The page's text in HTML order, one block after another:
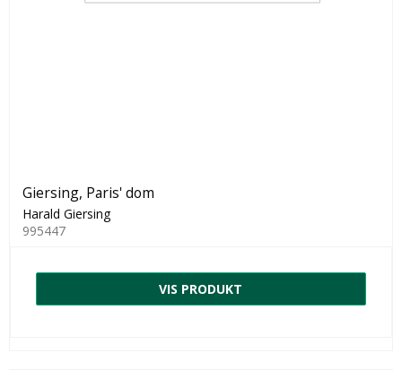
Giersing, Paris' dom
Harald Giersing
995447
VIS PRODUKT